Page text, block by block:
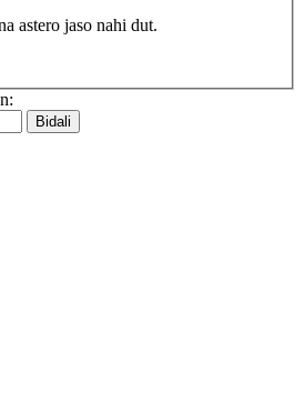
astero jaso nahi dut.